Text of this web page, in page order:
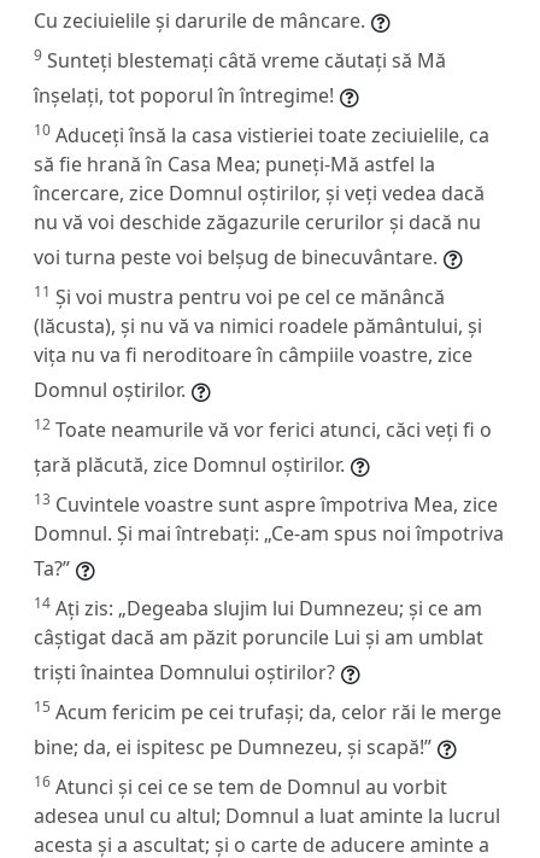
Cu zeciuielile și darurile de mâncare.
9 Sunteți blestemați câtă vreme căutați să Mă
înșelați, tot poporul în întregime!
10 Aduceți însă la casa vistieriei toate zeciuielile, ca
să fie hrană în Casa Mea; puneți-Mă astfel la
încercare, zice Domnul oștirilor, și veți vedea dacă
nu vă voi deschide zăgazurile cerurilor și dacă nu
voi turna peste voi belșug de binecuvântare.
11 Și voi mustra pentru voi pe cel ce mănâncă
(lăcusta), și nu vă va nimici roadele pământului, și
vița nu va fi neroditoare în câmpiile voastre, zice
Domnul oștirilor.
12 Toate neamurile vă vor ferici atunci, căci veți fi o
țară plăcută, zice Domnul oștirilor.
13 Cuvintele voastre sunt aspre împotriva Mea, zice
Domnul. Și mai întrebați: „Ce-am spus noi împotriva
Ta?”
14 Ați zis: „Degeaba slujim lui Dumnezeu; și ce am
câștigat dacă am păzit poruncile Lui și am umblat
triști înaintea Domnului oștirilor?
15 Acum fericim pe cei trufași; da, celor răi le merge
bine; da, ei ispitesc pe Dumnezeu, și scapă!”
16 Atunci și cei ce se tem de Domnul au vorbit
adesea unul cu altul; Domnul a luat aminte la lucrul
acesta și a ascultat; și o carte de aducere aminte a